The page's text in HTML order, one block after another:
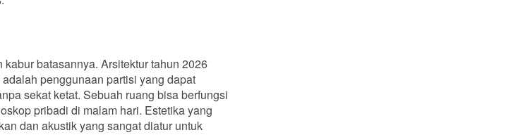
kabur batasannya. Arsitektur tahun 2026
penggunaan partisi yang dapat
sekat ketat. Sebuah ruang bisa berfungsi
pribadi di malam hari. Estetika yang
dan akustik yang sangat diatur untuk